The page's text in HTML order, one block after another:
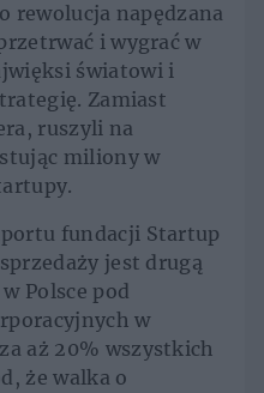
rewolucja napędzana
i wygrać w
światowi i
Zamiast
ruszyli na
miliony w
fundacji Startup
jest drugą
Polsce pod
w
aż 20% wszystkich
że walka o